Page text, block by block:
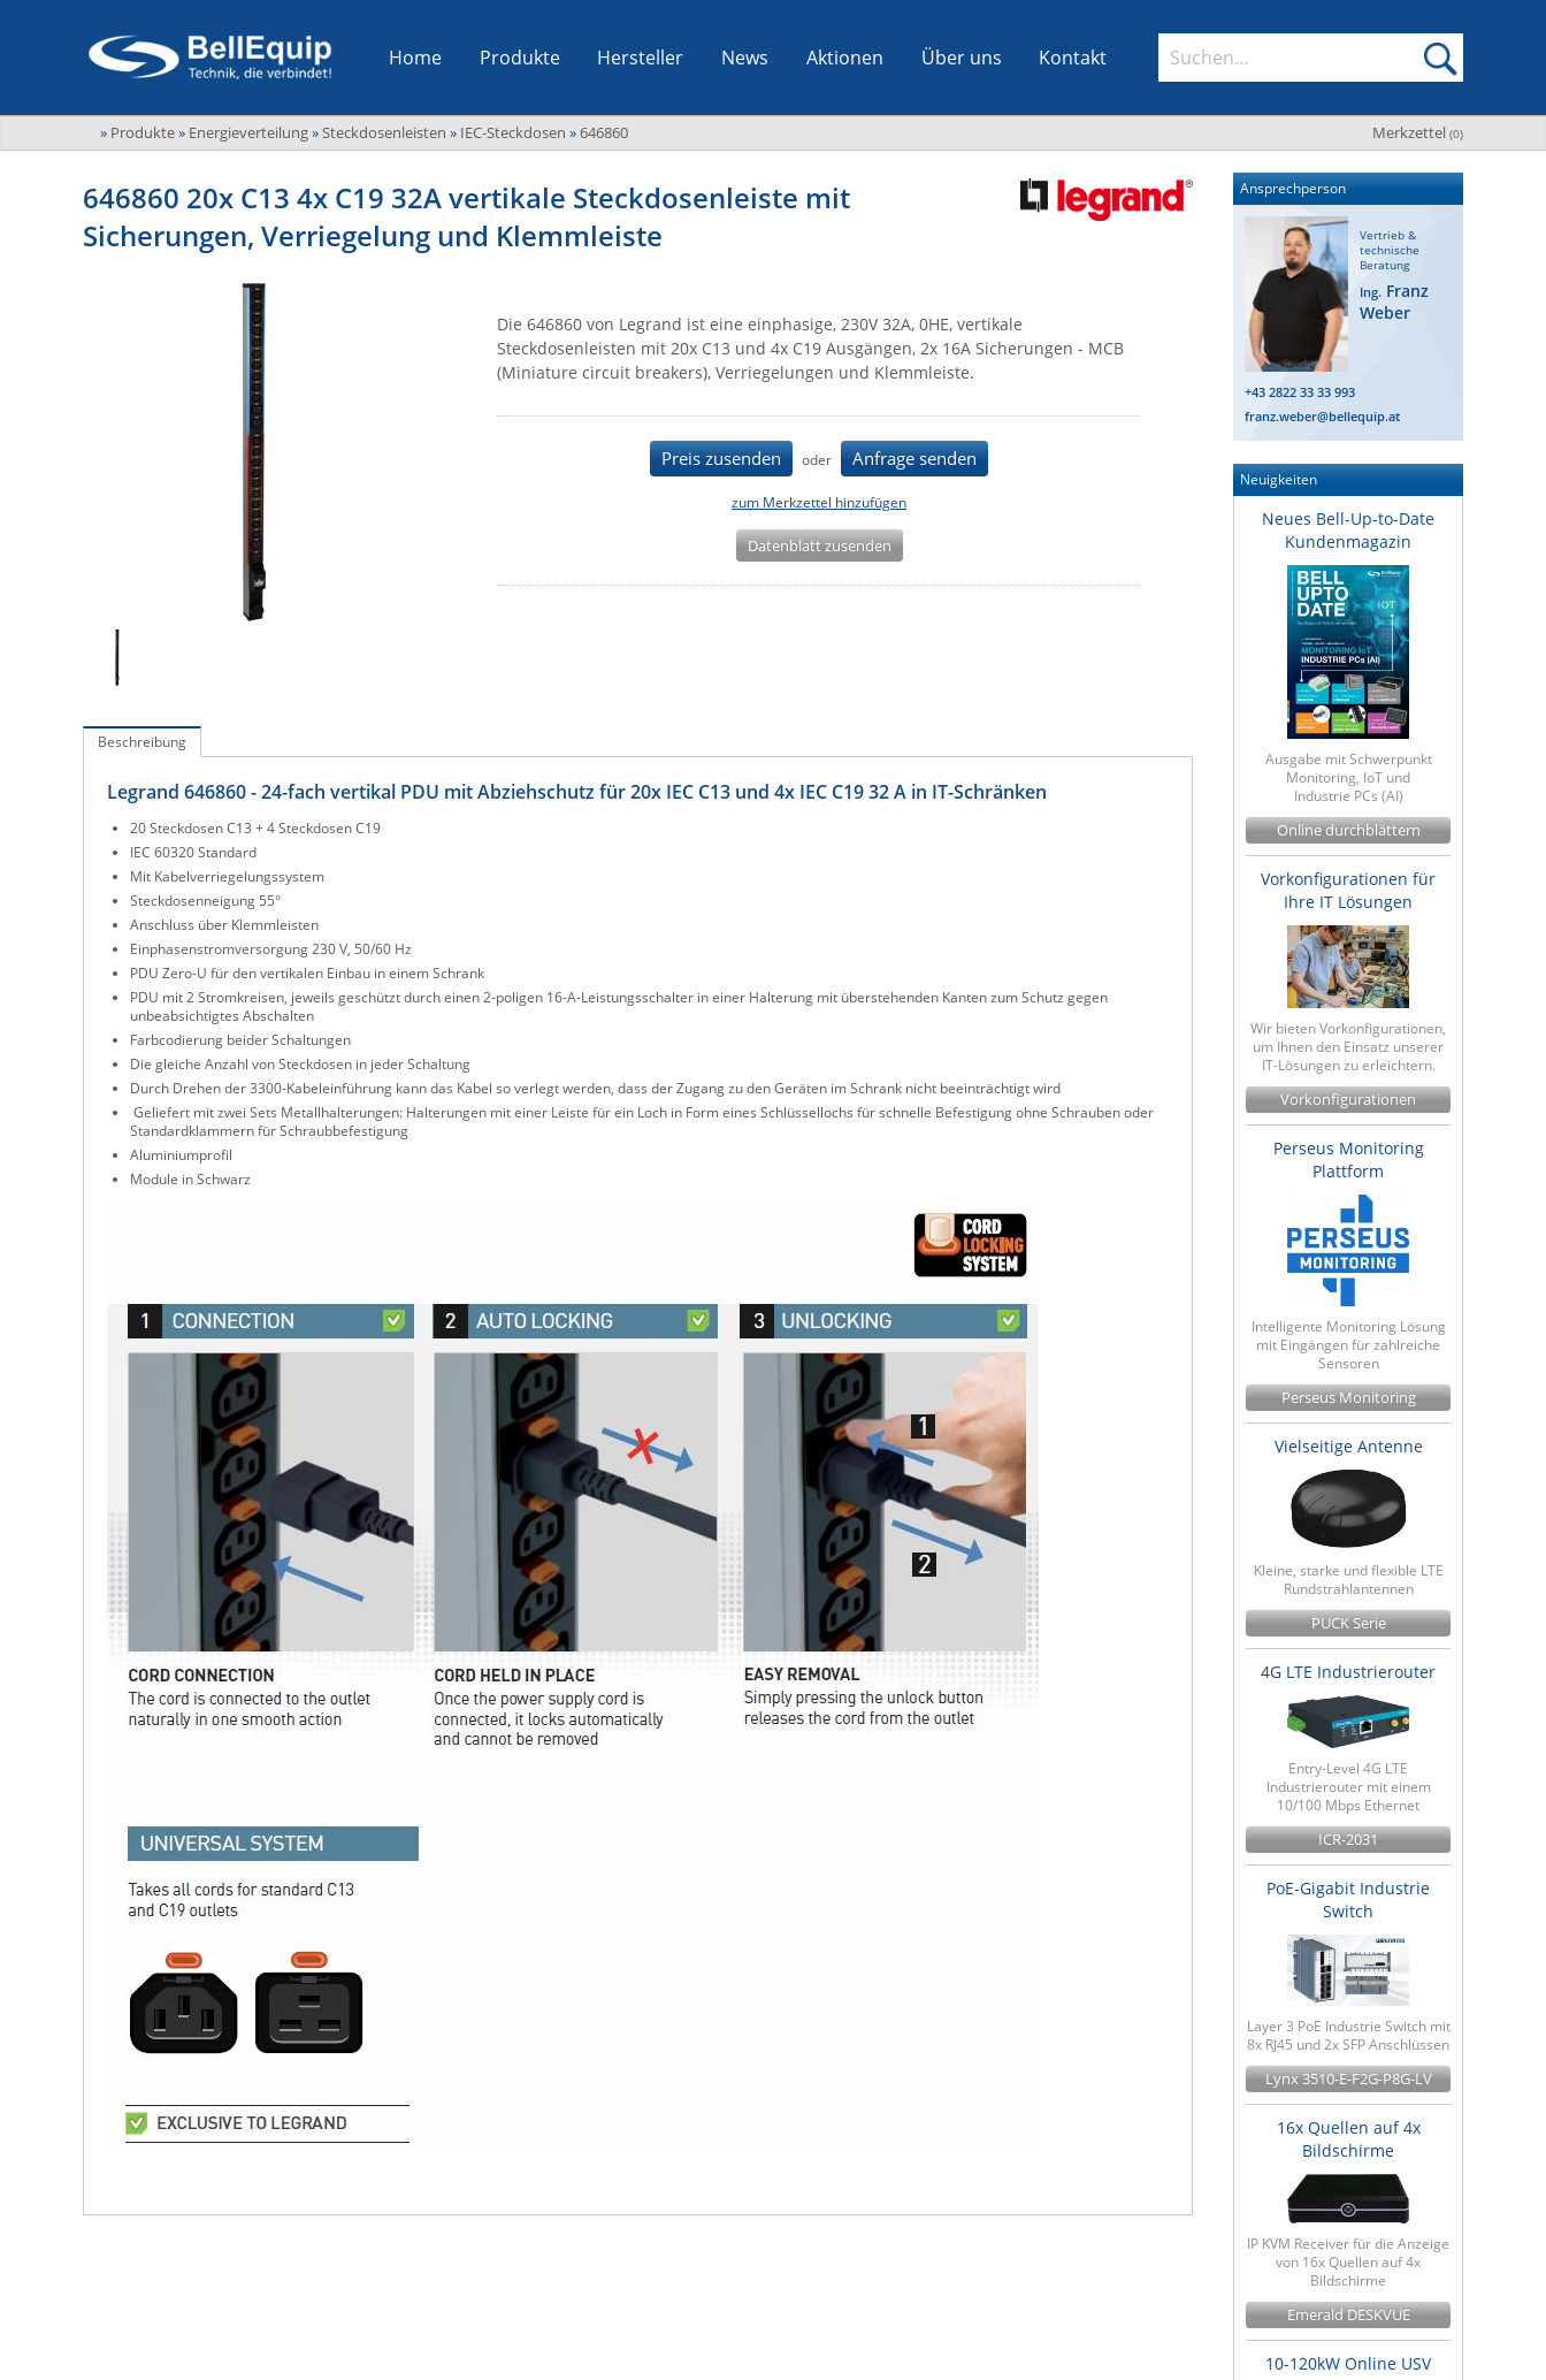
Home Produkte Hersteller News Aktionen Über uns Kontakt
Merkzettel (0)
» Produkte» Energieverteilung»Steckdosenleisten » IEC-Steckdosen »646860
646860 20x C13 4x C19 32A vertikale Steckdosenleiste mit
Sicherungen, Verriegelung und Klemmleiste
Die 646860 von Legrand ist eine einphasige, 230V 32A, 0HE, vertikale
Steckdosenleisten mit 20x C13 und 4x C19 Ausgängen, 2x 16A Sicherungen - MCB
(Miniature circuit breakers), Verriegelungen und Klemmleiste.
Preis zusenden oder Anfrage senden
zum Merkzettel hinzufügen
Datenblatt zusenden
Beschreibung
Legrand 646860 - 24-fach vertikal PDU mit Abziehschutz für 20x IEC C13 und 4x IEC C19 32 A in IT-Schränken
20 Steckdosen C13 + 4 Steckdosen C19
IEC 60320 Standard
Mit Kabelverriegelungssystem
Steckdosenneigung 55°
Anschluss über Klemmleisten
Einphasenstromversorgung 230 V, 50/60 Hz
PDU Zero-U für den vertikalen Einbau in einem Schrank
PDU mit 2 Stromkreisen, jeweils geschützt durch einen 2-poligen 16-A-Leistungsschalter in einer Halterung mit überstehenden Kanten zum Schutz gegen
unbeabsichtigtes Abschalten
Farbcodierung beider Schaltungen
Die gleiche Anzahl von Steckdosen in jeder Schaltung
Durch Drehen der 3300-Kabeleinführung kann das Kabel so verlegt werden, dass der Zugang zu den Geräten im Schrank nicht beeinträchtigt wird
Geliefert mit zwei Sets Metallhalterungen: Halterungen mit einer Leiste für ein Loch in Form eines Schlüssellochs für schnelle Befestigung ohne Schrauben oder
Standardklammern für Schraubbefestigung
Aluminiumprofil
Module in Schwarz
Ansprechperson
Vertrieb &
technische
Beratung
Ing. Franz
Weber
+43 2822 33 33 993
franz.weber@bellequip.at
Neuigkeiten
Neues Bell-Up-to-Date
Kundenmagazin
Ausgabe mit Schwerpunkt
Monitoring, IoT und
Industrie PCs (AI)
Online durchblättern
Vorkonfigurationen für
Ihre IT Lösungen
Wir bieten Vorkonfigurationen,
um Ihnen den Einsatz unserer
IT-Lösungen zu erleichtern.
Vorkonfigurationen
Perseus Monitoring
Plattform
Intelligente Monitoring Lösung
mit Eingängen für zahlreiche
Sensoren
Perseus Monitoring
Vielseitige Antenne
Kleine, starke und flexible LTE
Rundstrahlantennen
PUCK Serie
4G LTE Industrierouter
Entry-Level 4G LTE
Industrierouter mit einem
10/100 Mbps Ethernet
ICR-2031
PoE-Gigabit Industrie
Switch
Layer 3 PoE Industrie Switch mit
8x RJ45 und 2x SFP Anschlüssen
Lynx 3510-E-F2G-P8G-LV
16x Quellen auf 4x
Bildschirme
IP KVM Receiver für die Anzeige
von 16x Quellen auf 4x
Bildschirme
Emerald DESKVUE
10-120kW Online USV